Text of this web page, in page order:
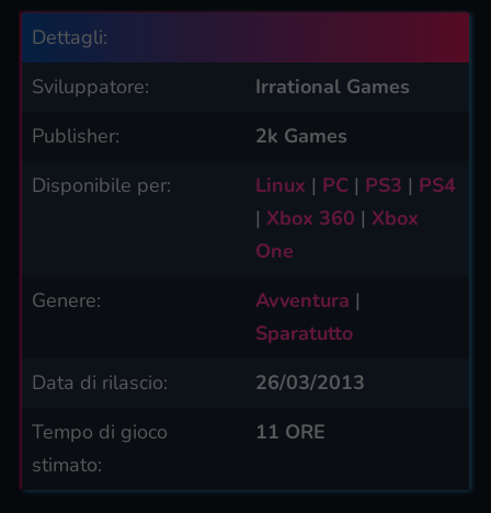
Dettagli:
Sviluppatore:
Irrational Games
Publisher:
2k Games
Disponibile per:
Linux | PC| PS3 | PS4
| Xbox 360 | Xbox
One
Genere:
Avventura |
Sparatutto
Data di rilascio:
26/03/2013
Tempo di gioco
stimato:
11 ORE